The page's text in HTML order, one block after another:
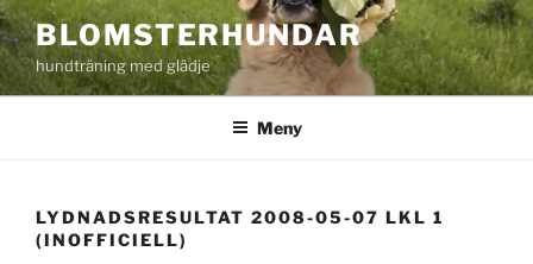
Hoppa
till
innehåll
BLOMSTERHUNDAR
hundträning med glädje
Meny
LYDNADSRESULTAT 2008-05-07 LKL 1
(INOFFICIELL)